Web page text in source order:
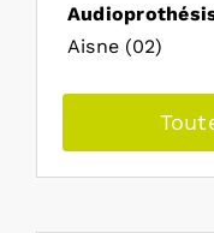
Aisne (02)